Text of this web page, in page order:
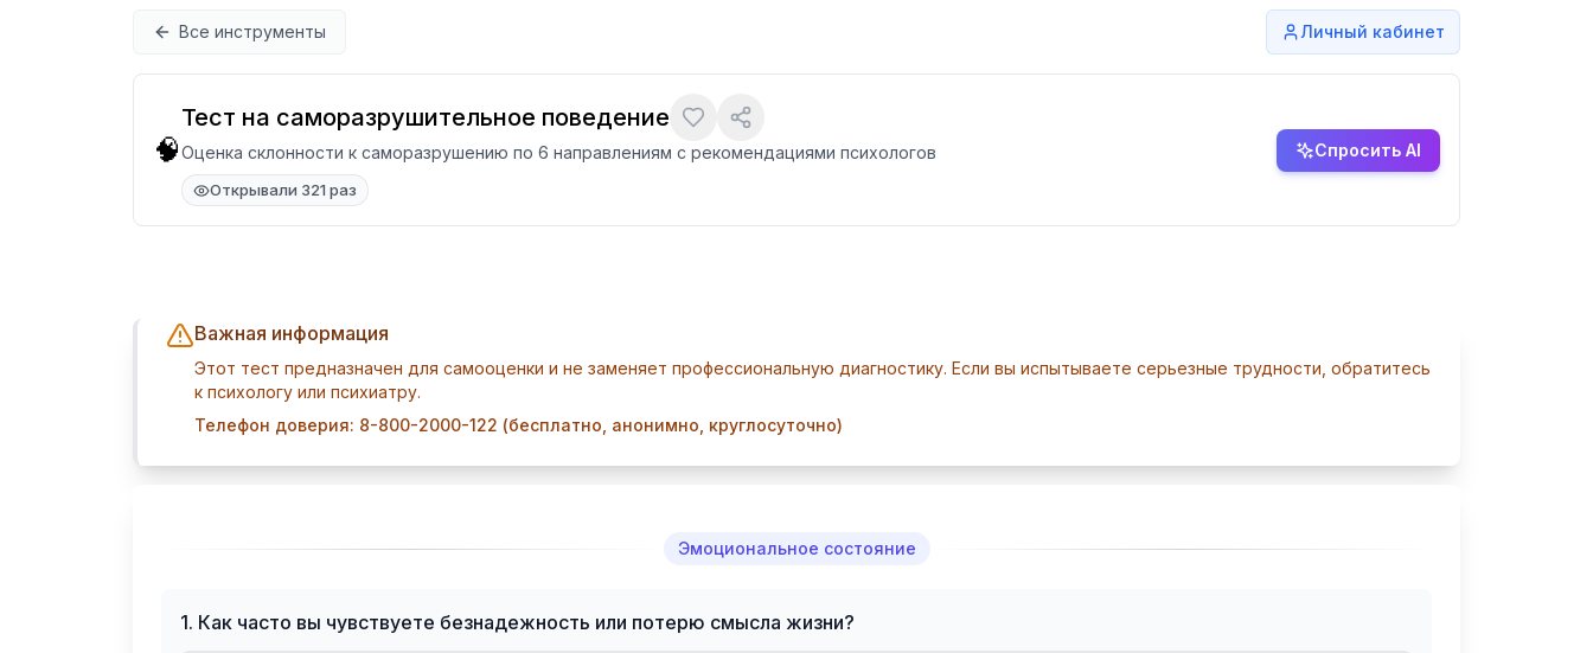
Все инструменты Личный кабинет
🧠
Тест на саморазрушительное поведение
Оценка склонности к саморазрушению по 6 направлениям с рекомендациями психологов
Открывали 321 раз
Спросить AI
Важная информация
Этот тест предназначен для самооценки и не заменяет профессиональную диагностику. Если вы испытываете серьезные трудности, обратитесь
к психологу или психиатру.
Телефон доверия: 8-800-2000-122 (бесплатно, анонимно, круглосуточно)
Эмоциональное состояние
1. Как часто вы чувствуете безнадежность или потерю смысла жизни?